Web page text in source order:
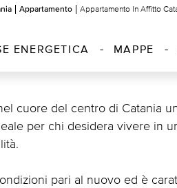
Appartamento Appartamento In Affitto
ENERGETICA MAPPE
cuore del centro di Catania
per chi desidera vivere in
pari al nuovo ed è